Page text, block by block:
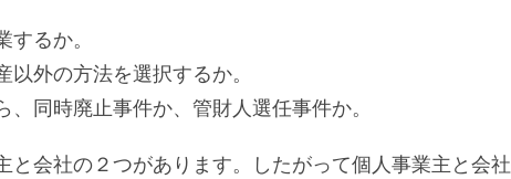
るか。
外の方法を選択するか。
同時廃止事件か、管財人選任事件か。
会社の２つがあります。したがって個人事業主と会社